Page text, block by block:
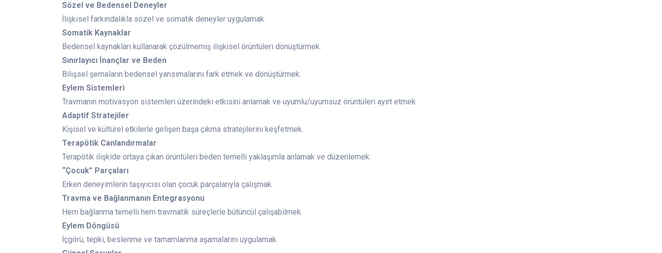
Sözel ve Bedensel Deneyler
İlişkisel farkındalıkla sözel ve somatik deneyler uygulamak.
Somatik Kaynaklar
Bedensel kaynakları kullanarak çözülmemiş ilişkisel örüntüleri dönüştürmek.
Sınırlayıcı İnançlar ve Beden
Bilişsel şemaların bedensel yansımalarını fark etmek ve dönüştürmek.
Eylem Sistemleri
Travmanın motivasyon sistemleri üzerindeki etkisini anlamak ve uyumlu/uyumsuz örüntüleri ayırt etmek.
Adaptif Stratejiler
Kişisel ve kültürel etkilerle gelişen başa çıkma stratejilerini keşfetmek.
Terapötik Canlandırmalar
Terapötik ilişkide ortaya çıkan örüntüleri beden temelli yaklaşımla anlamak ve düzenlemek.
“Çocuk” Parçaları
Erken deneyimlerin taşıyıcısı olan çocuk parçalarıyla çalışmak.
Travma ve Bağlanmanın Entegrasyonu
Hem bağlanma temelli hem travmatik süreçlerle bütüncül çalışabilmek.
Eylem Döngüsü
İçgörü, tepki, beslenme ve tamamlanma aşamalarını uygulamak.